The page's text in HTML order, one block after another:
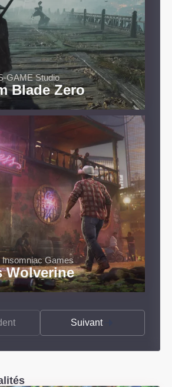
Blade Zero
GAME Studio
Wolverine
Insomniac Games
Suivant